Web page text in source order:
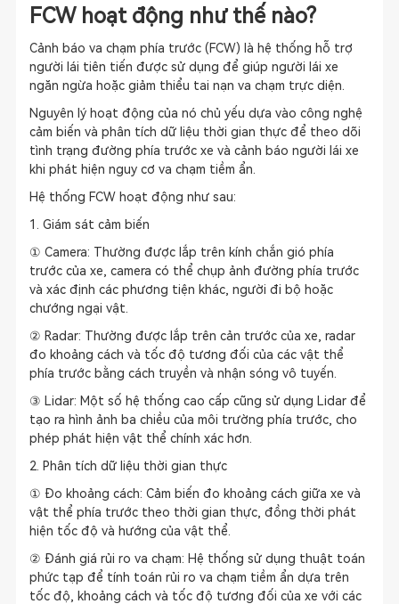
FCW hoạt động như thế nào?
Cảnh báo va chạm phía trước (FCW) là hệ thống hỗ trợ
người lái tiên tiến được sử dụng để giúp người lái xe
ngăn ngừa hoặc giảm thiểu tai nạn va chạm trực diện.
Nguyên lý hoạt động của nó chủ yếu dựa vào công nghệ
cảm biến và phân tích dữ liệu thời gian thực để theo dõi
tình trạng đường phía trước xe và cảnh báo người lái xe
khi phát hiện nguy cơ va chạm tiềm ẩn.
Hệ thống FCW hoạt động như sau:
1. Giám sát cảm biến
① Camera: Thường được lắp trên kính chắn gió phía
trước của xe, camera có thể chụp ảnh đường phía trước
và xác định các phương tiện khác, người đi bộ hoặc
chướng ngại vật.
② Radar: Thường được lắp trên cản trước của xe, radar
đo khoảng cách và tốc độ tương đối của các vật thể
phía trước bằng cách truyền và nhận sóng vô tuyến.
③ Lidar: Một số hệ thống cao cấp cũng sử dụng Lidar để
tạo ra hình ảnh ba chiều của môi trường phía trước, cho
phép phát hiện vật thể chính xác hơn.
2. Phân tích dữ liệu thời gian thực
① Đo khoảng cách: Cảm biến đo khoảng cách giữa xe và
vật thể phía trước theo thời gian thực, đồng thời phát
hiện tốc độ và hướng của vật thể.
② Đánh giá rủi ro va chạm: Hệ thống sử dụng thuật toán
phức tạp để tính toán rủi ro va chạm tiềm ẩn dựa trên
tốc độ, khoảng cách và tốc độ tương đối của xe với các